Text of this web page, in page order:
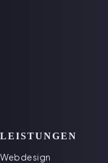
LEISTUNGEN
Webdesign